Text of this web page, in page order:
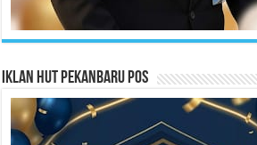
Iklan HUT Pekanbaru Pos